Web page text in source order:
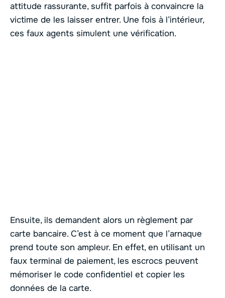
attitude rassurante, suffit parfois à convaincre la
victime de les laisser entrer. Une fois à l’intérieur,
ces faux agents simulent une vérification.
Ensuite, ils demandent alors un règlement par
carte bancaire. C’est à ce moment que l’arnaque
prend toute son ampleur. En effet, en utilisant un
faux terminal de paiement, les escrocs peuvent
mémoriser le code confidentiel et copier les
données de la carte.